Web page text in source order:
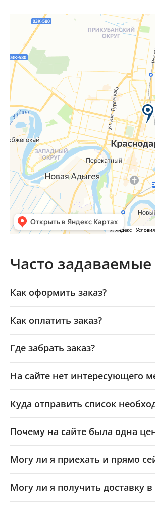
Часто
Как оформить заказ?
Как оплатить заказ?
Где забрать заказ?
На сайте нет интересующего
Куда отправить список
Почему на сайте была одна
Могу ли я приехать и прямо
Могу ли я получить доставку